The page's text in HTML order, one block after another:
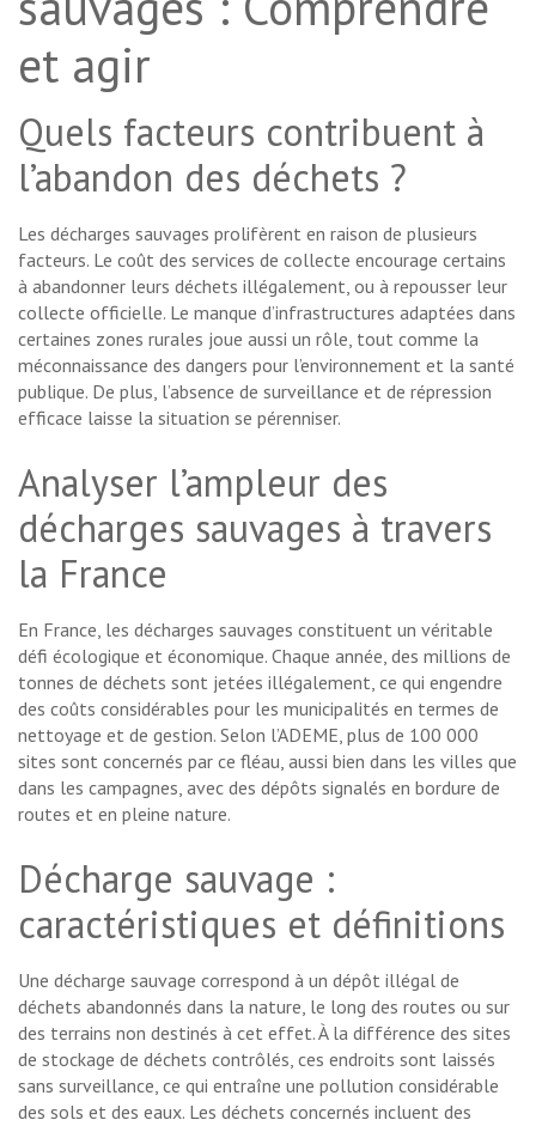
et agir
Quels facteurs contribuent à
l’abandon des déchets ?
Les décharges sauvages prolifèrent en raison de plusieurs
facteurs. Le coût des services de collecte encourage certains
à abandonner leurs déchets illégalement, ou à repousser leur
collecte officielle. Le manque d’infrastructures adaptées dans
certaines zones rurales joue aussi un rôle, tout comme la
méconnaissance des dangers pour l’environnement et la santé
publique. De plus, l’absence de surveillance et de répression
efficace laisse la situation se pérenniser.
Analyser l’ampleur des
décharges sauvages à travers
la France
En France, les décharges sauvages constituent un véritable
défi écologique et économique. Chaque année, des millions de
tonnes de déchets sont jetées illégalement, ce qui engendre
des coûts considérables pour les municipalités en termes de
nettoyage et de gestion. Selon l’ADEME, plus de 100 000
sites sont concernés par ce fléau, aussi bien dans les villes que
dans les campagnes, avec des dépôts signalés en bordure de
routes et en pleine nature.
Décharge sauvage :
caractéristiques et définitions
Une décharge sauvage correspond à un dépôt illégal de
déchets abandonnés dans la nature, le long des routes ou sur
des terrains non destinés à cet effet. À la différence des sites
de stockage de déchets contrôlés, ces endroits sont laissés
sans surveillance, ce qui entraîne une pollution considérable
des sols et des eaux. Les déchets concernés incluent des